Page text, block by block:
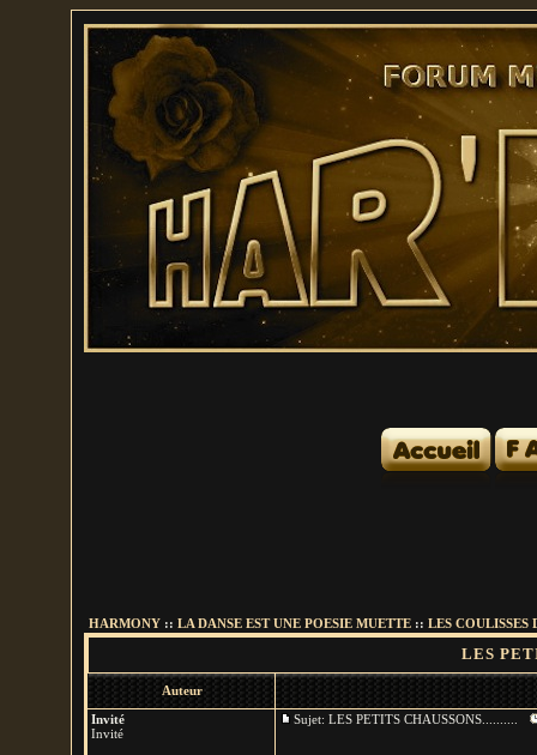
HARMONY :: LA DANSE EST UNE POESIE MUETTE :: LES COULISSES
LES
Auteur
Invité
Invité
Sujet: LES PETITS CHAUSSONS..........